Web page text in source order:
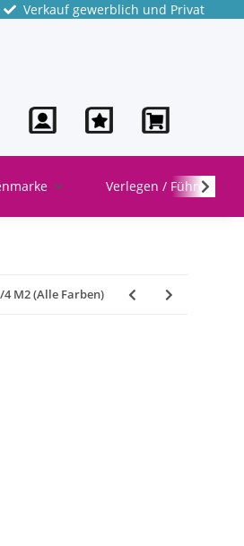
Verkauf gewerblich und Privat
Verlegen / Führen
M2 (Alle Farben)